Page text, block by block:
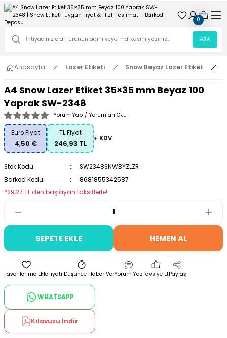
ARA
0
Anasayfa Lazer Etiketi Snow Beyaz Lazer Etiket
A4 Snow Lazer Etiket 35×35 mm Beyaz 100
Yaprak SW-2348
Yorum Yap / Yorumları Oku
Euro Fiyat
4,50 €
TL Fiyat
246,93 TL
+ KDV
Stok Kodu
SW2348SNWBYZLZR
Barkod Kodu
8681855342587
*29,27 TL den başlayan taksitlerle!
SEPETE EKLE HEMEN AL
Fiyatı Düşünce Haber VerYorum YazTavsiye EtPaylaş
WHATSAPP
Kılavuzu İndir